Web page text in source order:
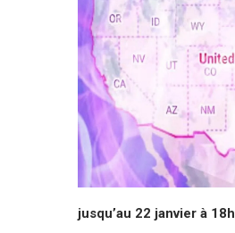
jusqu’au 22 janvier à